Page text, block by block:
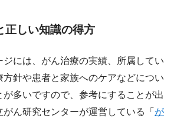
正しい知識の得方
には、がん治療の実績、所属してい
方針や患者と家族へのケアなどについ
多いですので、参考にすることが出
ん研究センターが運営している「 が